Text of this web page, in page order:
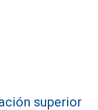
superior